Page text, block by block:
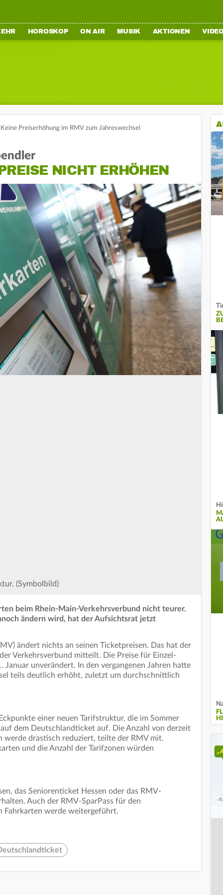
HOROSKOP ON AIR MUSIK AKTIONEN
Keine Preiserhöhung im RMV zum Jahreswechsel
NICHT ERHÖHEN
(Symbolbild)
beim Rhein-Main-Verkehrsverbund nicht teurer.
ändern wird, hat der Aufsichtsrat jetzt
ändert nichts an seinen Ticketpreisen. Das hat der
Verkehrsverbund mitteilt. Die Preise für Einzel-
Januar unverändert. In den vergangenen Jahren hatte
teils deutlich erhöht, zuletzt um durchschnittlich
einer neuen Tarifstruktur, die im Sommer
dem Deutschlandticket auf. Die Anzahl von derzeit
werde drastisch reduziert, teilte der RMV mit.
und die Anzahl der Tarifzonen würden
das Seniorenticket Hessen oder das RMV-
Auch der RMV-SparPass für den
Fahrkarten werde weitergeführt.